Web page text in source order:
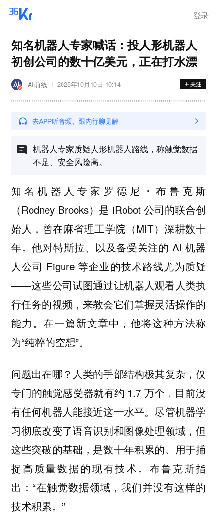
登录
知名机器人专家喊话：投人形机器人
初创公司的数十亿美元，正在打水漂
AI前线 2025年10月10日 10:14
机器人专家质疑人形机器人路线，称触觉数据
不足、安全风险高。
知名机器人专家罗德尼・布鲁克斯
（Rodney Brooks）是 iRobot 公司的联合创
始人，曾在麻省理工学院（MIT）深耕数十
年。他对特斯拉、以及备受关注的 AI 机器
人公司 Figure 等企业的技术路线尤为质疑
——这些公司试图通过让机器人观看人类执
行任务的视频，来教会它们掌握灵活操作的
能力。在一篇新文章中，他将这种方法称
为“纯粹的空想”。
问题出在哪？人类的手部结构极其复杂，仅
专门的触觉感受器就有约 1.7 万个，目前没
有任何机器人能接近这一水平。尽管机器学
习彻底改变了语音识别和图像处理领域，但
这些突破的基础，是数十年积累的、用于捕
捉高质量数据的现有技术。布鲁克斯指
出：“在触觉数据领域，我们并没有这样的
技术积累。”